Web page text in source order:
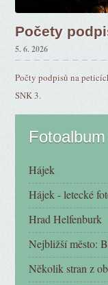
Počety
5. 6. 2026
Počty podpisů na
SNK 3.
Fotoalbum
Hájek
Hájek - letecké
Hrad Helfenburk
Nejbližší město:
Několik stran z